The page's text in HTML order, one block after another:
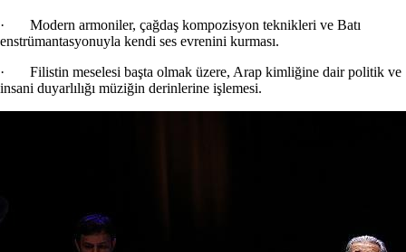
· Modern armoniler, çağdaş kompozisyon teknikleri ve Batı
enstrümantasyonuyla kendi ses evrenini kurması.
· Filistin meselesi başta olmak üzere, Arap kimliğine dair politik ve
insani duyarlılığı müziğin derinlerine işlemesi.